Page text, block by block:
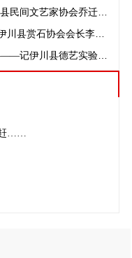
● 新址启新程 民艺谱新篇——伊川县民间文艺家协会乔迁揭牌仪式顺利举办
● 藏石载初心，文脉润伊川——记伊川县赏石协会会长李志锋
● 一把剪刀承文脉 半世讲台育童心——记伊川县德艺实验小学非遗剪纸传承人方公才
赶……